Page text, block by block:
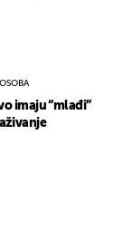
imaju “mlađi”